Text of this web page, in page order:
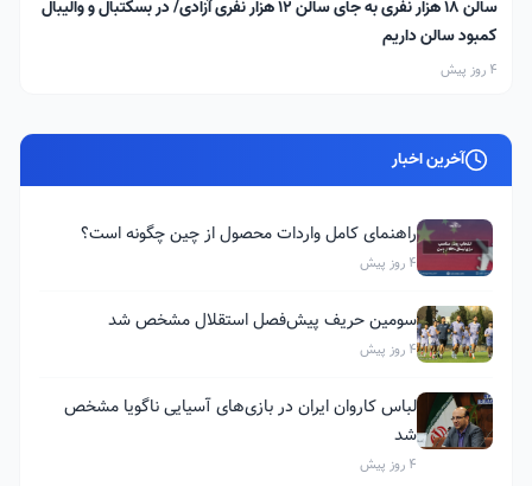
سالن ۱۸ هزار نفری به جای سالن ۱۲ هزار نفری آزادی/ در بسکتبال و والیبال
کمبود سالن داریم
4 روز پیش
آخرین اخبار
راهنمای کامل واردات محصول از چین چگونه است؟
4 روز پیش
سومین حریف پیش‌فصل استقلال مشخص شد
4 روز پیش
لباس کاروان ایران در بازی‌های آسیایی ناگویا مشخص
شد
4 روز پیش